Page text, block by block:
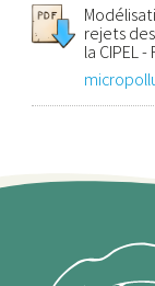
rejets
la CIPEL